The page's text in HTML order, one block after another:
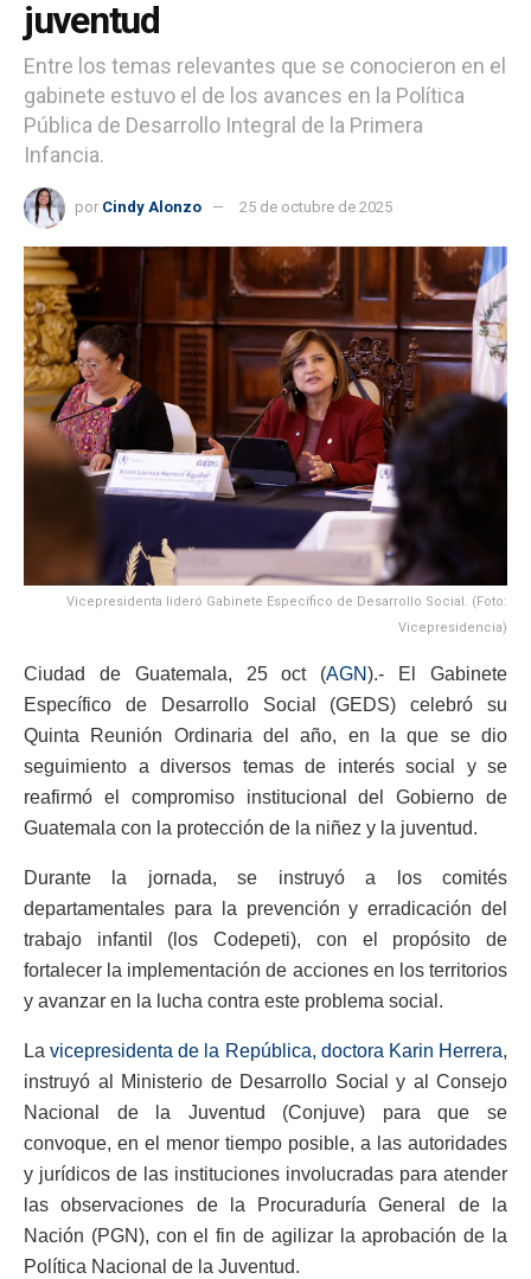
juventud
Entre los temas relevantes que se conocieron en el
gabinete estuvo el de los avances en la Política
Pública de Desarrollo Integral de la Primera
Infancia.
por Cindy Alonzo 25 de octubre de 2025
Vicepresidenta lideró Gabinete Específico de Desarrollo Social. (Foto:
Vicepresidencia)
Ciudad de Guatemala, 25 oct (AGN).- El Gabinete
Específico de Desarrollo Social (GEDS) celebró su
Quinta Reunión Ordinaria del año, en la que se dio
seguimiento a diversos temas de interés social y se
reafirmó el compromiso institucional del Gobierno de
Guatemala con la protección de la niñez y la juventud.
Durante la jornada, se instruyó a los comités
departamentales para la prevención y erradicación del
trabajo infantil (los Codepeti), con el propósito de
fortalecer la implementación de acciones en los territorios
y avanzar en la lucha contra este problema social.
Lavicepresidenta de la República, doctora Karin Herrera,
instruyó al Ministerio de Desarrollo Social y al Consejo
Nacional de la Juventud (Conjuve) para que se
convoque, en el menor tiempo posible, a las autoridades
y jurídicos de las instituciones involucradas para atender
las observaciones de la Procuraduría General de la
Nación (PGN), con el fin de agilizar la aprobación de la
Política Nacional de la Juventud.